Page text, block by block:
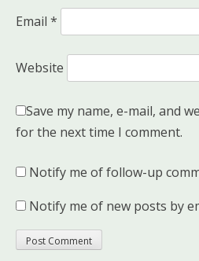
Email *
Website
Save my name, e-mail, and
for the next time I comment.
Notify me of follow-up
Notify me of new posts by